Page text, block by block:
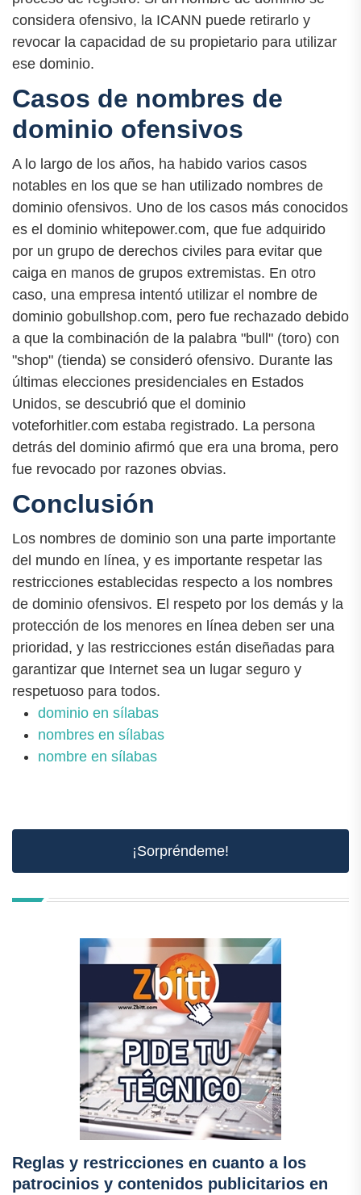
considera ofensivo, la ICANN puede retirarlo y
revocar la capacidad de su propietario para utilizar
ese dominio.
Casos de nombres de
dominio ofensivos
A lo largo de los años, ha habido varios casos
notables en los que se han utilizado nombres de
dominio ofensivos. Uno de los casos más conocidos
es el dominio whitepower.com, que fue adquirido
por un grupo de derechos civiles para evitar que
caiga en manos de grupos extremistas. En otro
caso, una empresa intentó utilizar el nombre de
dominio gobullshop.com, pero fue rechazado debido
a que la combinación de la palabra "bull" (toro) con
"shop" (tienda) se consideró ofensivo. Durante las
últimas elecciones presidenciales en Estados
Unidos, se descubrió que el dominio
voteforhitler.com estaba registrado. La persona
detrás del dominio afirmó que era una broma, pero
fue revocado por razones obvias.
Conclusión
Los nombres de dominio son una parte importante
del mundo en línea, y es importante respetar las
restricciones establecidas respecto a los nombres
de dominio ofensivos. El respeto por los demás y la
protección de los menores en línea deben ser una
prioridad, y las restricciones están diseñadas para
garantizar que Internet sea un lugar seguro y
respetuoso para todos.
dominio en sílabas
nombres en sílabas
nombre en sílabas
¡Sorpréndeme!
Reglas y restricciones en cuanto a los
patrocinios y contenidos publicitarios en